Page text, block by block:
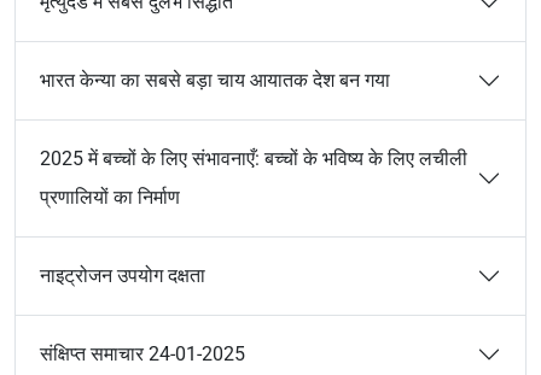
भारत केन्या का सबसे बड़ा चाय आयातक देश बन गया
2025 में बच्चों के लिए संभावनाएँ: बच्चों के भविष्य के लिए लचीली
प्रणालियों का निर्माण
नाइट्रोजन उपयोग दक्षता
संक्षिप्त समाचार 24-01-2025